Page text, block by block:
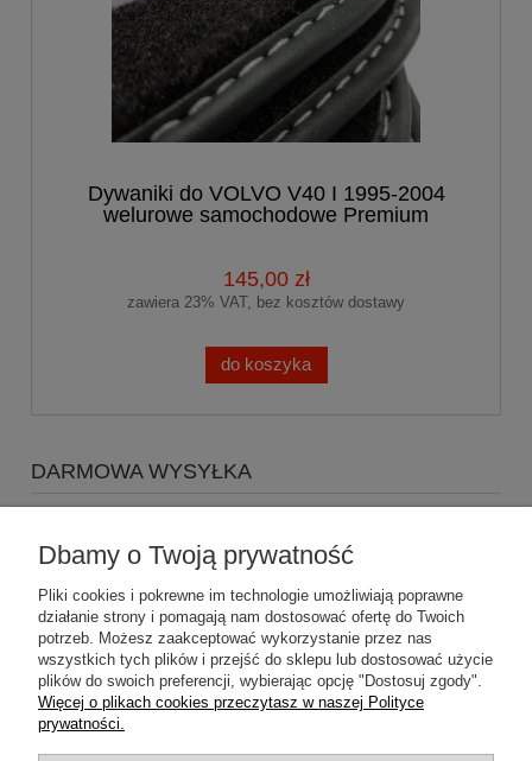
Dywaniki do VOLVO V40 I 1995-2004
welurowe samochodowe Premium
145,00 zł
zawiera 23% VAT, bez kosztów dostawy
do koszyka
DARMOWA WYSYŁKA
wysyłki Gratis
Pomoc
Dostawa
Dbamy o Twoją prywatność
Pliki cookies i pokrewne im technologie umożliwiają poprawne
działanie strony i pomagają nam dostosować ofertę do Twoich
potrzeb. Możesz zaakceptować wykorzystanie przez nas
wszystkich tych plików i przejść do sklepu lub dostosować użycie
plików do swoich preferencji, wybierając opcję "Dostosuj zgody".
Więcej o plikach cookies przeczytasz w naszej Polityce
prywatności.